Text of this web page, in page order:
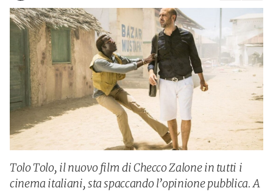
Tolo Tolo, il nuovo film di Checco Zalone in tutti i
cinema italiani, sta spaccando l’opinione pubblica. A